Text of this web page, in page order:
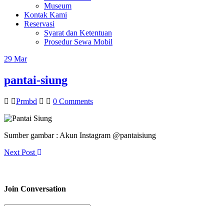
Museum
Kontak Kami
Reservasi
Syarat dan Ketentuan
Prosedur Sewa Mobil
29 Mar
pantai-siung
Prmbd 0 Comments
Sumber gambar : Akun Instagram @pantaisiung
Next Post
Join Conversation